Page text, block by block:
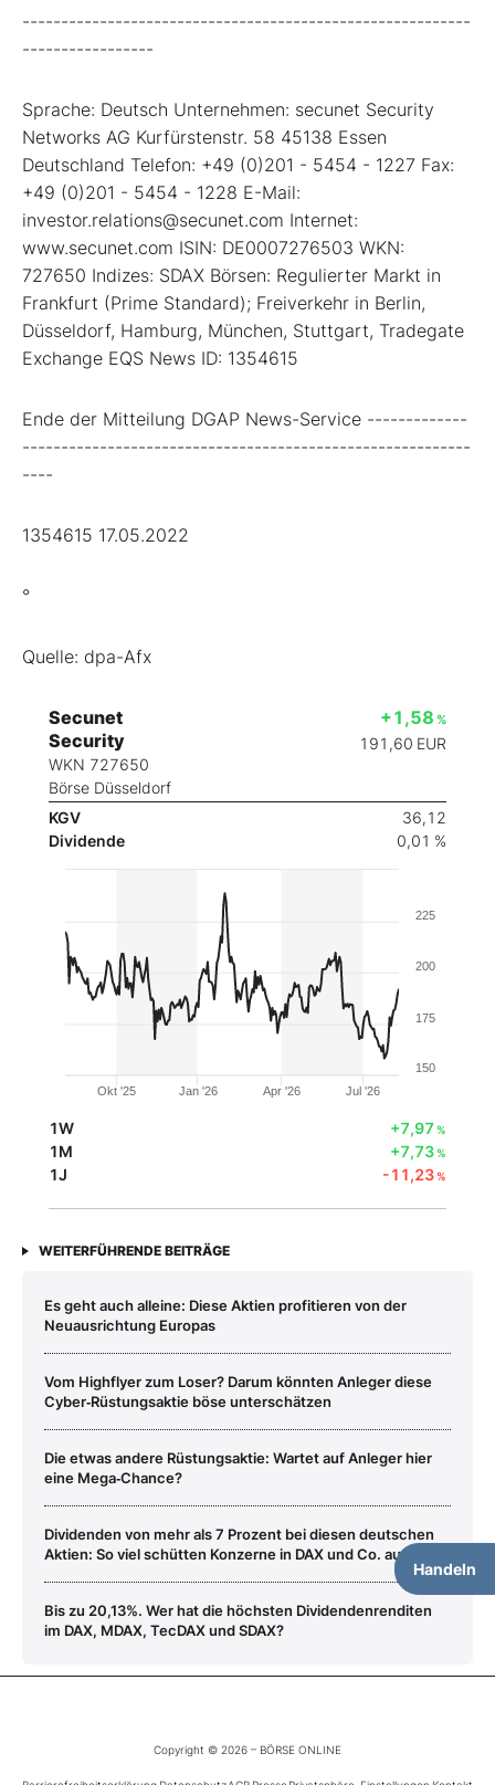
----------------------------------------------------------
-----------------
Sprache: Deutsch Unternehmen: secunet Security
Networks AG Kurfürstenstr. 58 45138 Essen
Deutschland Telefon: +49 (0)201 - 5454 - 1227 Fax:
+49 (0)201 - 5454 - 1228 E-Mail:
investor.relations@secunet.com Internet:
www.secunet.com ISIN: DE0007276503 WKN:
727650 Indizes: SDAX Börsen: Regulierter Markt in
Frankfurt (Prime Standard); Freiverkehr in Berlin,
Düsseldorf, Hamburg, München, Stuttgart, Tradegate
Exchange EQS News ID: 1354615
Ende der Mitteilung DGAP News-Service -------------
----------------------------------------------------------
----
1354615 17.05.2022
°
Quelle: dpa-Afx
Secunet
Security
WKN 727650
Börse Düsseldorf
+1,58 %
191,60 EUR
KGV
36,12
Dividende
0,01 %
Handeln
Okt '25 Jan '26 Apr '26 Jul '26
150
175
200
225
1W +7,97 %
1M +7,73%
1J -11,23%
WEITERFÜHRENDE BEITRÄGE
Es geht auch alleine: Diese Aktien profitieren von der
Neuausrichtung Europas
Vom Highflyer zum Loser? Darum könnten Anleger diese
Cyber‑Rüstungsaktie böse unterschätzen
Die etwas andere Rüstungsaktie: Wartet auf Anleger hier
eine Mega‑Chance?
Dividenden von mehr als 7 Prozent bei diesen deutschen
Aktien: So viel schütten Konzerne in DAX und Co. aus
Bis zu 20,13%. Wer hat die höchsten Dividendenrenditen
im DAX, MDAX, TecDAX und SDAX?
Copyright © 2026 – BÖRSE ONLINE